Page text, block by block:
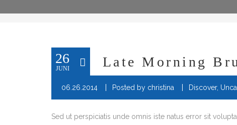
26
JUNI Late Morning
06.26.2014 Posted by christina Discover,
Sed ut perspiciatis unde omnis iste natus error sit